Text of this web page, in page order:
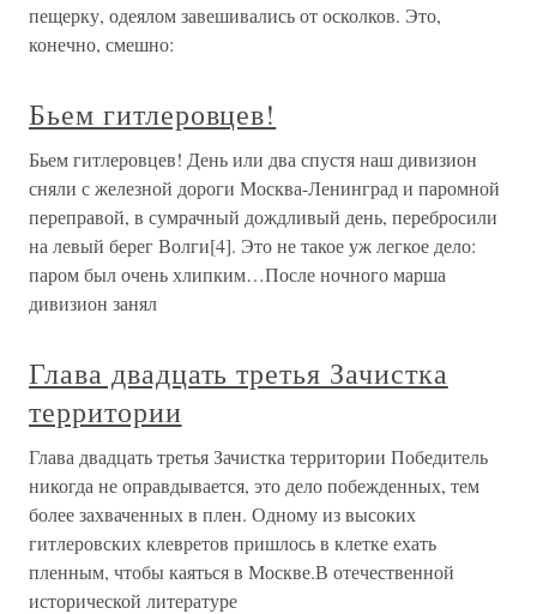
пещерку, одеялом завешивались от осколков. Это,
конечно, смешно:
Бьем гитлеровцев!
Бьем гитлеровцев! День или два спустя наш дивизион
сняли с железной дороги Москва-Ленинград и паромной
переправой, в сумрачный дождливый день, перебросили
на левый берег Волги[4]. Это не такое уж легкое дело:
паром был очень хлипким…После ночного марша
дивизион занял
Глава двадцать третья Зачистка
территории
Глава двадцать третья Зачистка территории Победитель
никогда не оправдывается, это дело побежденных, тем
более захваченных в плен. Одному из высоких
гитлеровских клевретов пришлось в клетке ехать
пленным, чтобы каяться в Москве.В отечественной
исторической литературе